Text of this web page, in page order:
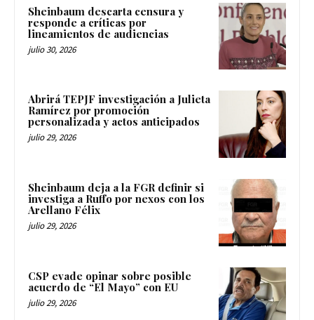
Sheinbaum descarta censura y
responde a críticas por
lineamientos de audiencias
julio 30, 2026
Abrirá TEPJF investigación a Julieta
Ramírez por promoción
personalizada y actos anticipados
julio 29, 2026
Sheinbaum deja a la FGR definir si
investiga a Ruffo por nexos con los
Arellano Félix
julio 29, 2026
CSP evade opinar sobre posible
acuerdo de “El Mayo” con EU
julio 29, 2026